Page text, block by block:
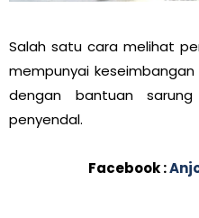
Salah satu cara melihat
mempunyai
dengan bantuan
penyendal.
Facebook :